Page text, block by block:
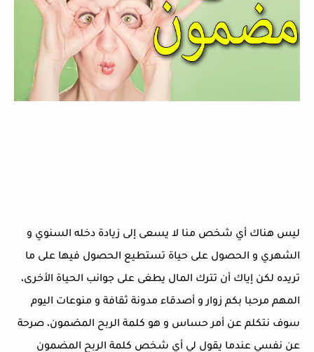
ليس هناك أي شخص منا لا يسعى إلى زيادة دخله السنوي و
الشهري و الحصول على حياة تستطيع الحصول فيها على ما
تريده لكن إياك أن تترك المال يطغى على جوانب الحياة الأخرى،
المهم مرحبا بكم زوار و أصدقاء مدونة ثقافة و منوعات اليوم
سوف نتكلم عن أمر حساس و هو كلمة الربح المضمون، صرحة
عن نفسي عندما يقول لي أي شخص كلمة الربح المضمون